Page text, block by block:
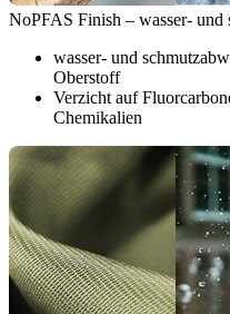
NoPFAS Finish – wasser- und
wasser- und
Oberstoff
Verzicht auf
Chemikalien